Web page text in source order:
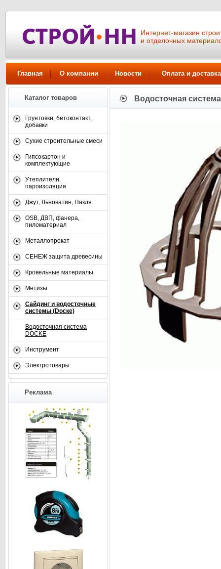
Интернет-магазин
и отделочных
Главная О компании Новости Оплата и доставка
Каталог товаров
Грунтовки, бетоконтакт,
добавки
Сухие строительные смеси
Гипсокартон и
комплектующие
Утеплители,
пароизоляция
Джут, Льноватин, Пакля
OSB, ДВП, фанера,
пиломатериал
Металлопрокат
СЕНЕЖ защита древесины
Кровельные материалы
Метизы
Сайдинг и водосточные
системы (Dоске)
Водосточная система
DOCKE
Инструмент
Электротовары
Реклама
Водосточная